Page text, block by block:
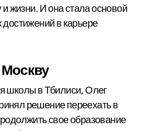
и жизни. И она стала основой
в карьере
школы в Тбилиси, Олег
решение переехать в
свое образование